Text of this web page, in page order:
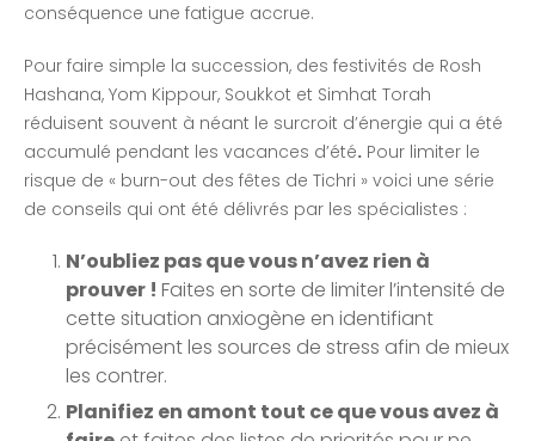
conséquence une fatigue accrue.
Pour faire simple la succession, des festivités de Rosh
Hashana, Yom Kippour, Soukkot et Simhat Torah
réduisent souvent à néant le surcroit d’énergie qui a été
accumulé pendant les vacances d’été. Pour limiter le
risque de « burn-out des fêtes de Tichri » voici une série
de conseils qui ont été délivrés par les spécialistes :
N’oubliez pas que vous n’avez rien à
prouver ! Faites en sorte de limiter l’intensité de
cette situation anxiogène en identifiant
précisément les sources de stress afin de mieux
les contrer.
Planifiez en amont tout ce que vous avez à